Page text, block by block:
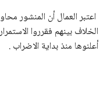
اعتبر العمال أن المنشور
الخلاف بينهم فقرروا
أعلنوها منذ بداية الاضراب .